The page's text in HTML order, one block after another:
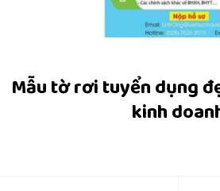
Mẫu tờ rơi tuyển dụng
kinh